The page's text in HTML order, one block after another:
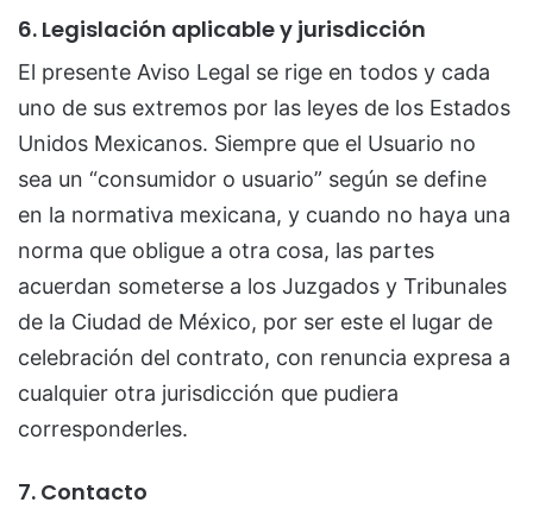
6. Legislación aplicable y jurisdicción
El presente Aviso Legal se rige en todos y cada
uno de sus extremos por las leyes de los Estados
Unidos Mexicanos. Siempre que el Usuario no
sea un “consumidor o usuario” según se define
en la normativa mexicana, y cuando no haya una
norma que obligue a otra cosa, las partes
acuerdan someterse a los Juzgados y Tribunales
de la Ciudad de México, por ser este el lugar de
celebración del contrato, con renuncia expresa a
cualquier otra jurisdicción que pudiera
corresponderles.
7. Contacto